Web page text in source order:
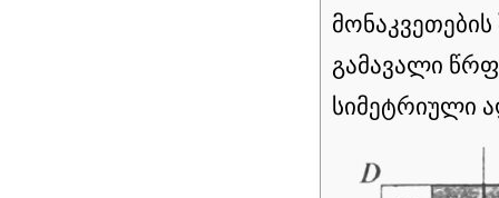
გამავალი
სიმეტრიული